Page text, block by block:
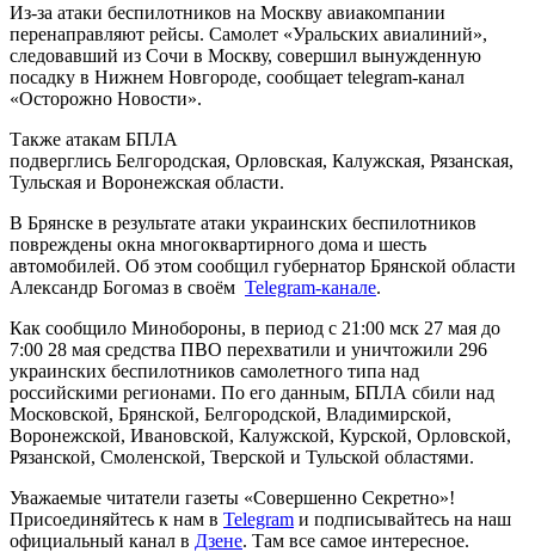
Из-за атаки беспилотников на Москву авиакомпании
перенаправляют рейсы. Самолет «Уральских авиалиний»,
следовавший из Сочи в Москву, совершил вынужденную
посадку в Нижнем Новгороде, сообщает telegram-канал
«Осторожно Новости».
Также атакам БПЛА
подверглись Белгородская, Орловская, Калужская, Рязанская,
Тульская и Воронежская области.
В Брянске в результате атаки украинских беспилотников
повреждены окна многоквартирного дома и шесть
автомобилей. Об этом сообщил губернатор Брянской области
Александр Богомаз в своём Telegram-канале.
Как сообщило Минобороны, в период с 21:00 мск 27 мая до
7:00 28 мая средства ПВО перехватили и уничтожили 296
украинских беспилотников самолетного типа над
российскими регионами. По его данным, БПЛА сбили над
Московской, Брянской, Белгородской, Владимирской,
Воронежской, Ивановской, Калужской, Курской, Орловской,
Рязанской, Смоленской, Тверской и Тульской областями.
Уважаемые читатели газеты «Совершенно Секретно»!
Присоединяйтесь к нам в Telegram и подписывайтесь на наш
официальный канал в Дзене. Там все самое интересное.